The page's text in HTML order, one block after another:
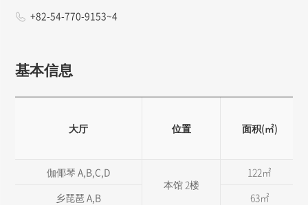
+82-54-770-9153~4
基本信息
大厅 位置 面积(㎡)
伽倻琴 A,B,C,D
本馆 2楼
122㎡
乡琵琶 A,B
63㎡